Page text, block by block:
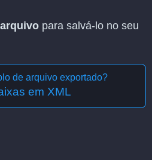
para salvá-lo no seu
de arquivo exportado?
em XML